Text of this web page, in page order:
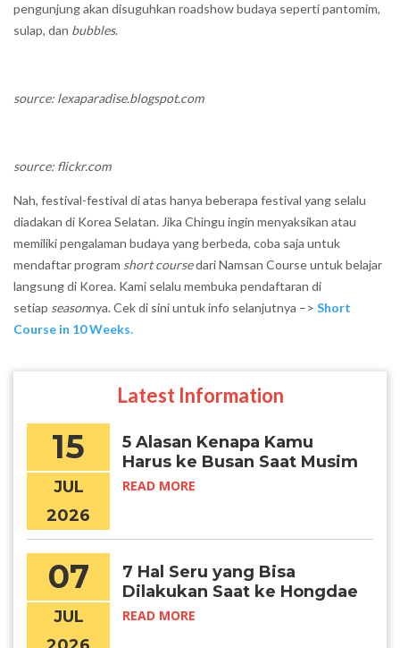
pengunjung akan disuguhkan roadshow budaya seperti pantomim,
sulap, dan bubbles.
source: lexaparadise.blogspot.com
source: flickr.com
Nah, festival-festival di atas hanya beberapa festival yang selalu
diadakan di Korea Selatan. Jika Chingu ingin menyaksikan atau
memiliki pengalaman budaya yang berbeda, coba saja untuk
mendaftar program short coursedari Namsan Course untuk belajar
langsung di Korea. Kami selalu membuka pendaftaran di
setiap seasonnya. Cek di sini untuk info selanjutnya –> Short
Course in 10 Weeks.
Latest Information
15
JUL
2026
5 Alasan Kenapa Kamu
Harus ke Busan Saat Musim
Panas
READ MORE
07
JUL
7 Hal Seru yang Bisa
Dilakukan Saat ke Hongdae
READ MORE